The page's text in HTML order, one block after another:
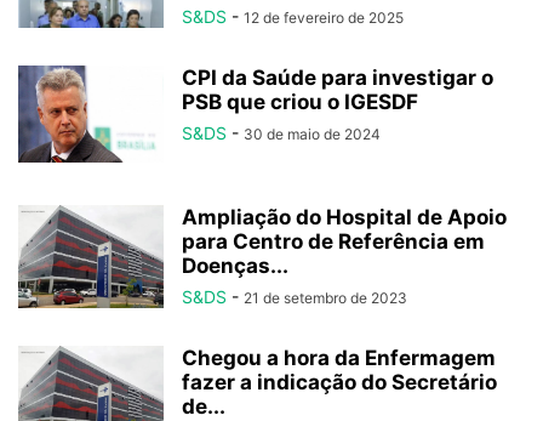
S&DS - 12 de fevereiro de 2025
CPI da Saúde para investigar o
PSB que criou o IGESDF
S&DS - 30 de maio de 2024
Ampliação do Hospital de Apoio
para Centro de Referência em
Doenças...
S&DS - 21 de setembro de 2023
Chegou a hora da Enfermagem
fazer a indicação do Secretário
de...